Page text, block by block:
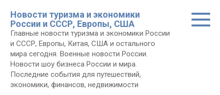
контенту
Новости туризма и экономики
России и СССР, Европы, США
Главные новости туризма и экономики России
и СССР, Европы, Китая, США и остального
мира сегодня. Военные новости России.
Новости шоу бизнеса России и мира.
Последние события для путешествий,
экономики, финансов, недвижимости